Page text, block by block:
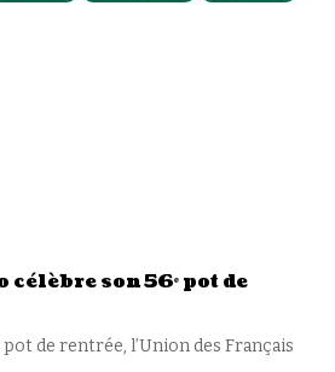
célèbre son 56ᵉ pot de
pot de rentrée, l’Union des Français